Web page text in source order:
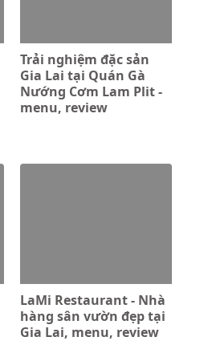
Trải nghiệm đặc sản
Gia Lai tại Quán Gà
Nướng Cơm Lam Plit -
menu, review
LaMi Restaurant - Nhà
hàng sân vườn đẹp tại
Gia Lai, menu, review